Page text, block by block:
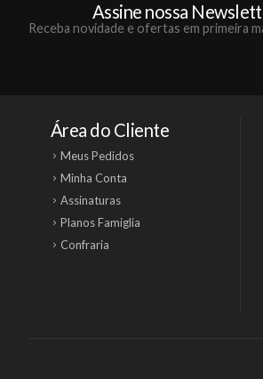
Assine nossa
Receba novidade e ofertas em primeira
Área do Cliente
Meus Pedidos
Minha Conta
Assinaturas
Planos Famiglia
Confraria